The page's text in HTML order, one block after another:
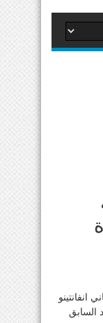
انفانتينو
السابق